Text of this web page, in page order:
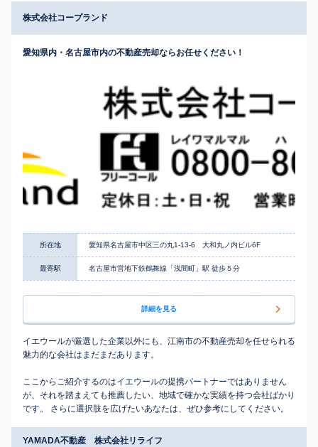
株式会社コープランド
愛知県内・名古屋市内の不動産売却ならお任せください！
所在地 愛知県名古屋市中区三の丸1-13-6 大和丸ノ内ビル6F
最寄駅 名古屋市営地下鉄鶴舞線「浅間町」駅 徒歩５分
詳細を見る
イエウールが厳選した企業以外にも、江南市の不動産売却を任せられる
魅力的な会社はまだまだあります。
ここからご紹介するのはイエウールの提携パートナーではありません
が、それを踏まえても推薦したい、地域で確かな実績を持つ会社ばかり
です。 さらに選択肢を広げたいあなたは、ぜひ参考にしてください。
YAMADA不動産 株式会社リライフ